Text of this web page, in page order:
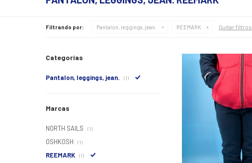
Filtrando por: Pantalon, leggings, jean. REEMARK Quitar filtros
Categorías
Pantalon, leggings, jean. (1)
Marcas
NORTH SAILS (1)
OSHKOSH (1)
REEMARK (1)